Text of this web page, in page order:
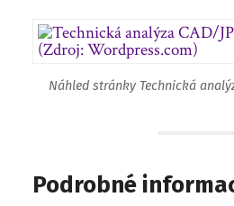
Náhled stránky Technická
Podrobné